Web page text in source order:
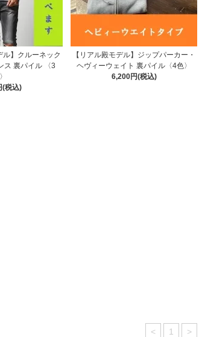
ル】クルーネック
ス 裏パイル 〈3
(税込)
【リアル殿モデル】ジップパーカー・
ヘヴィーウェイト 裏パイル〈4色〉
6,200円(税込)
< 1 >